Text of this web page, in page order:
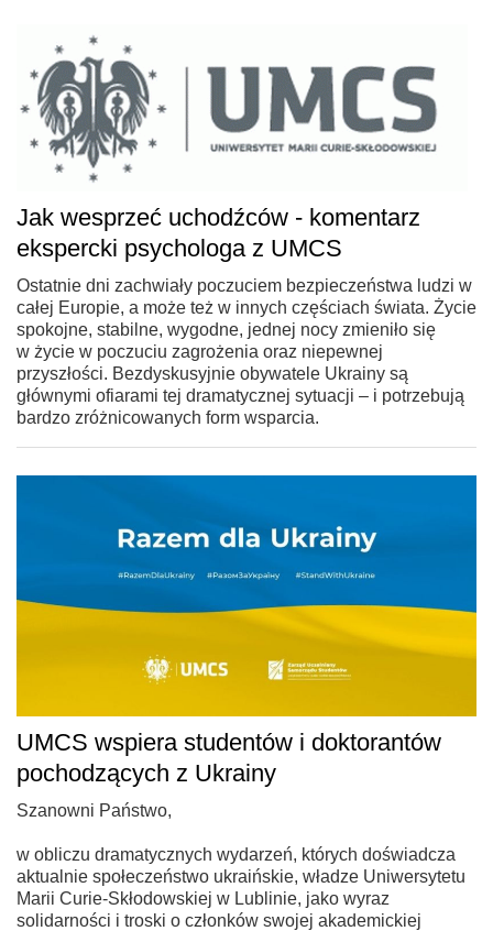
Jak wesprzeć uchodźców - komentarz
ekspercki psychologa z UMCS
Ostatnie dni zachwiały poczuciem bezpieczeństwa ludzi w
całej Europie, a może też w innych częściach świata. Życie
spokojne, stabilne, wygodne, jednej nocy zmieniło się
w życie w poczuciu zagrożenia oraz niepewnej
przyszłości. Bezdyskusyjnie obywatele Ukrainy są
głównymi ofiarami tej dramatycznej sytuacji – i potrzebują
bardzo zróżnicowanych form wsparcia.
UMCS wspiera studentów i doktorantów
pochodzących z Ukrainy
Szanowni Państwo,
w obliczu dramatycznych wydarzeń, których doświadcza
aktualnie społeczeństwo ukraińskie, władze Uniwersytetu
Marii Curie-Skłodowskiej w Lublinie, jako wyraz
solidarności i troski o członków swojej akademickiej